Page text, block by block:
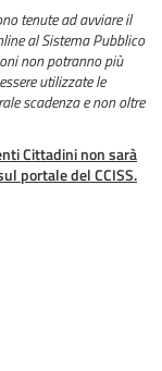
tenute ad avviare il
al Sistema Pubblico
non potranno più
utilizzate le
scadenza e non oltre
Cittadini non sarà
portale del CCISS.